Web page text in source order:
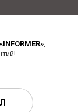
«INFORMER»,